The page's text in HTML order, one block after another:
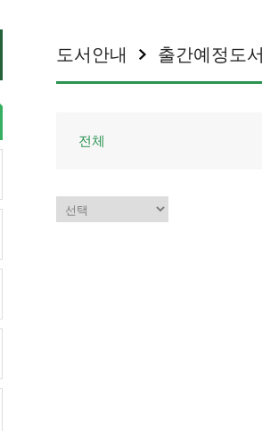
도서안내 출간예정도서
전체